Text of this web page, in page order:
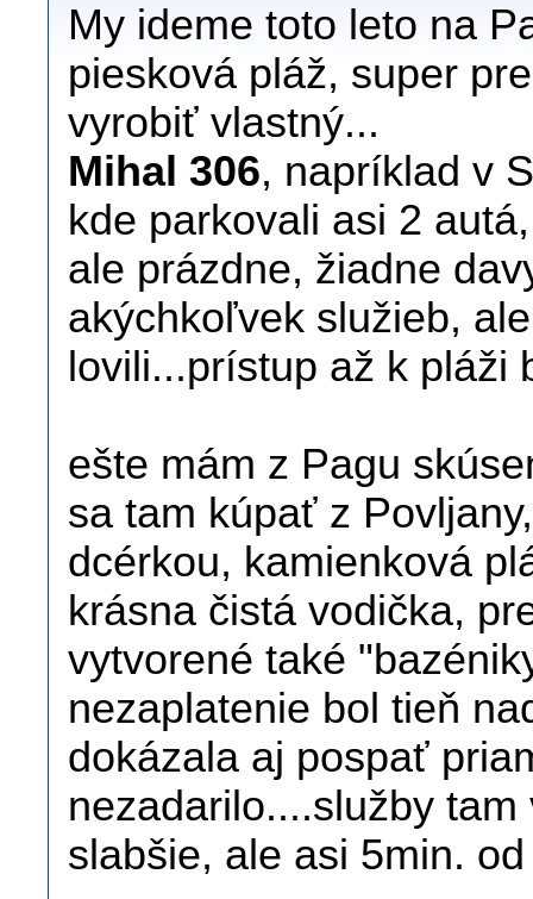
My ideme toto leto na
piesková pláž, super
vyrobiť vlastný...
Mihal 306, napríklad v
kde parkovali asi 2
ale prázdne, žiadne
akýchkoľvek služieb,
lovili...prístup až k pláži
ešte mám z Pagu
sa tam kúpať z
dcérkou, kamienková
krásna čistá vodička,
vytvorené také
nezaplatenie bol tieň
dokázala aj pospať
nezadarilo....služby
slabšie, ale asi 5min.